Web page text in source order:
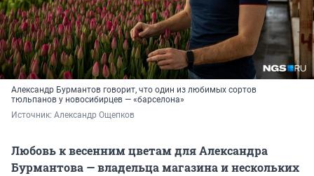
Александр Бурмантов говорит, что один из любимых сортов
тюльпанов у новосибирцев — «барселона»
Источник: Александр Ощепков
Любовь к весенним цветам для Александра
Бурмантова — владельца магазина и нескольких